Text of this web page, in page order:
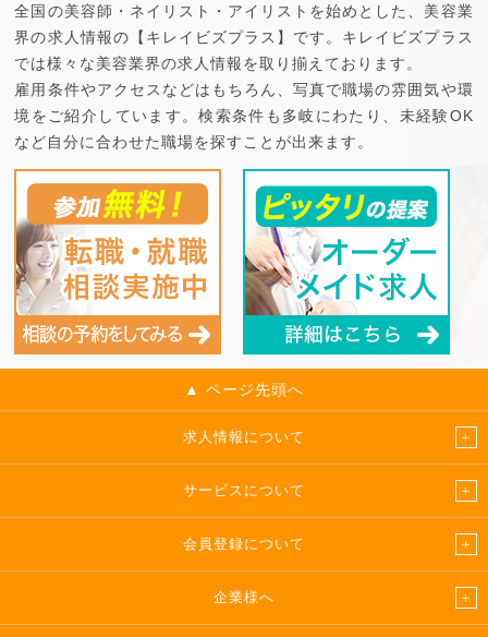
全国の美容師・ネイリスト・アイリストを始めとした、美容業
界の求人情報の【キレイビズプラス】です。キレイビズプラス
では様々な美容業界の求人情報を取り揃えております。
雇用条件やアクセスなどはもちろん、写真で職場の雰囲気や環
境をご紹介しています。検索条件も多岐にわたり、未経験OK
など自分に合わせた職場を探すことが出来ます。
▲ ページ先頭へ
求人情報について
サービスについて
会員登録について
企業様へ